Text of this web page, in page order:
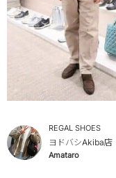
REGAL SHOES
ヨドバシAkiba店
Amataro